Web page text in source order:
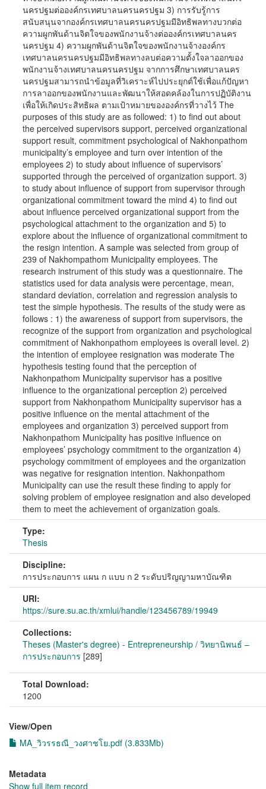
นครปฐมต่อองค์กรเทศบาลนครนครปฐม 3) การรับรู้การ
สนับสนุนจากองค์กรเทศบาลนครนครปฐมมีอิทธิพลทางบวกต่อ
ความผูกพันด้านจิตใจของพนักงานจ้างต่อองค์กรเทศบาลนคร
นครปฐม 4) ความผูกพันด้านจิตใจของพนักงานจ้างองค์กร
เทศบาลนครนครปฐมมีอิทธิพลทางลบต่อความตั้งใจลาออกของ
พนักงานจ้างเทศบาลนครนครปฐม จากการศึกษาเทศบาลนคร
นครปฐมสามารถนำข้อมูลที่วิเคราะห์ไปประยุกต์ใช้เพื่อแก้ปัญหา
การลาออกของพนักงานและพัฒนาให้สอดคล้องในการปฏิบัติงาน
เพื่อให้เกิดประสิทธิผล ตามเป้าหมายขององค์กรที่วางไว้ The
purposes of this study are as followed: 1) to find out about
the perceived supervisors support, perceived organizational
support result, commitment psychological of Nakhonpathom
municipality’s employee and turn over intention of the
employees 2) to study about influence of supervisors’
supported through the perceived of organization support. 3)
to study about influence of support from supervisor through
organizational commitment toward the mind 4) to find out
about influence perceived organizational support from the
psychological attachment to the organization and 5) to
explore about the influence of organizational commitment to
the resign intention. A sample was selected from group of
239 of Nakhompathom Municipality employees. The
research instrument of this study was a questionnaire. The
statistics used for data analysis were percentage, mean,
standard deviation, correlation and regression analysis to
test the simple hypothesis. The results of the study were as
follows : 1) the awareness of support from supervisors, the
recognize of the support from organization and psychological
commitment of Nakhonpathom employees is overall level. 2)
the intention of employee resignation was moderate The
hypothesis testing found that the perception of
Nakhonpathom Municipality supervisor has a positive
influence to the organizational perception 2) perceived
support from Nakhonpathom Municipality supervisor has a
positive influence on the mental attachment of the
employees and organization 3) perceived support from
Nakhonpathom Municipality has positive influence on
employees’ psychology commitment to the organization 4)
psychology commitment of employees and the organization
was negative for resignation intention. Nakhonpathom
Municipality can use the result these finding to apply for
solving problem of employee resignation and also developed
them to meet the achievement of organization goals.
Type:
Thesis
Discipline:
การประกอบการ แผน ก แบบ ก 2 ระดับปริญญามหาบัณฑิต
URI:
https://sure.su.ac.th/xmlui/handle/123456789/19949
Collections:
Theses (Master's degree) - Entrepreneurship / วิทยานิพนธ์ –
การประกอบการ [289]
Total Download:
1200
View/Open
MA_วิวรรธณี_วงศาชโย.pdf (3.833Mb)
Metadata
Show full item record